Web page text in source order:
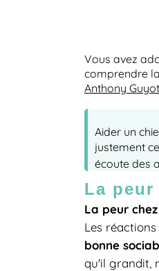
Vous avez
comprendre
Anthony Guyot
Aider un
justement
écoute des
La peur
La peur
Les
bonne
qu'il grandit,